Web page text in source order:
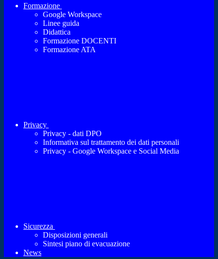
Formazione
Google Workspace
Linee guida
Didattica
Formazione DOCENTI
Formazione ATA
Privacy
Privacy - dati DPO
Informativa sul trattamento dei dati personali
Privacy - Google Workspace e Social Media
Sicurezza
Disposizioni generali
Sintesi piano di evacuazione
News